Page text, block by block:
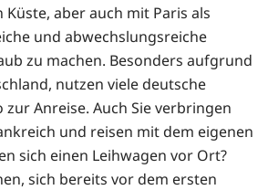
aber auch mit Paris als
und abwechslungsreiche
zu machen. Besonders aufgrund
nutzen viele deutsche
Anreise. Auch Sie verbringen
und reisen mit dem eigenen
sich einen Leihwagen vor Ort?
sich bereits vor dem ersten